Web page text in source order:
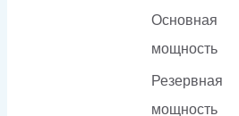
Основная
мощность
Резервная
мощность